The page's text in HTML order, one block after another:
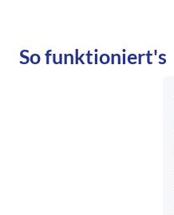
So funktioniert's